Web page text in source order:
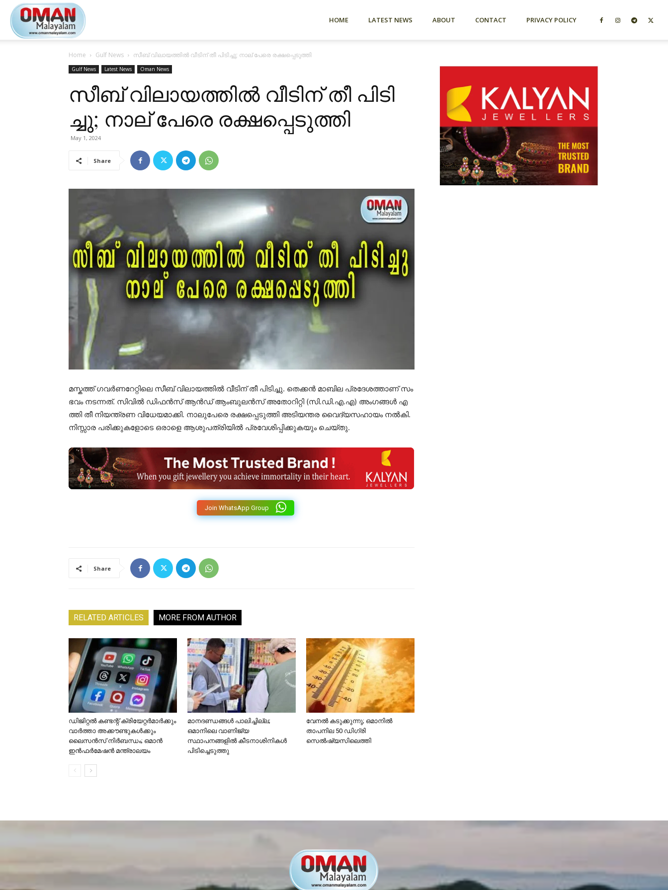
Malayalam
HOME LATEST NEWS ABOUT CONTACT PRIVACY POLICY
Home Gulf News സീ​ബ്​ വി​ലാ​യ​ത്തി​ൽ വീ​ടി​ന്​ തീ ​പി​ടി​ച്ചു; നാല് പേരെ രക്ഷപ്പെടുത്തി
Gulf News Latest News Oman News
സീ​ബ്​ വി​ലാ​യ​ത്തി​ൽ വീ​ടി​ന്​ തീ ​പി​ടി​
ച്ചു; നാല് പേരെ രക്ഷപ്പെടുത്തി
May 1, 2024
Share
മ​സ്ക​ത്ത്​ ഗ​വ​ർ​ണ​റേ​റ്റി​ലെ സീ​ബ്​ വി​ലാ​യ​ത്തി​ൽ വീ​ടി​ന്​ തീ ​പി​ടി​ച്ചു. തെ​ക്ക​ൻ മാ​ബി​ല പ്ര​ദേ​ശ​ത്താ​ണ്​​ സം​
ഭ​വം നടന്നത്. സി​വി​ൽ ഡി​ഫ​ൻ​സ് ആ​ൻ​ഡ് ആം​ബു​ല​ൻ​സ് അ​തോ​റി​റ്റി (സി.​ഡി.​എ.​എ) അം​ഗ​ങ്ങ​ൾ എ​
ത്തി തീ ​നി​യ​ന്ത്ര​ണ വി​ധേ​യ​മാ​ക്കി. നാ​ലു​പേ​രെ ര​ക്ഷ​പ്പെ​ടു​ത്തി അ​ടി​യ​ന്ത​ര വൈ​ദ്യ​സ​ഹാ​യം ന​ൽ​കി.​
നി​സ്സാ​ര പ​രി​ക്കു​ക​ളോ​ടെ ഒ​രാ​​ളെ ആ​ശു​പ​ത്രി​യി​ൽ പ്ര​വേ​ശി​പ്പി​ക്കു​ക​യും ചെ​യ്തു.
Join WhatsApp Group
Share
RELATED ARTICLES MORE FROM AUTHOR
ഡിജിറ്റൽ കണ്ടന്റ് ക്രിയേറ്റർമാർക്കും
വാർത്താ അക്കൗണ്ടുകൾക്കും
ലൈസൻസ് നിർബന്ധം; ഒമാൻ
ഇൻഫർമേഷൻ മന്ത്രാലയം
മാനദണ്ഡങ്ങൾ പാലിച്ചില്ല;
ഒമാനിലെ വാണിജ്യ
സ്ഥാപനങ്ങളിൽ കീടനാശിനികൾ
പിടിച്ചെടുത്തു
വേനൽ കടുക്കുന്നു; ഒമാനിൽ
താപനില 50 ഡിഗ്രി
സെൽഷ്യസിലെത്തി